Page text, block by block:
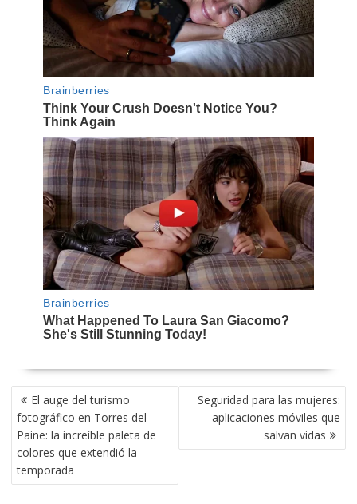
NAVEGACIÓN
DE
ENTRADAS
El auge del turismo
fotográfico en Torres del
Paine: la increíble paleta de
colores que extendió la
temporada
Seguridad para las mujeres:
aplicaciones móviles que
salvan vidas